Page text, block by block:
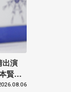
出演
賢二